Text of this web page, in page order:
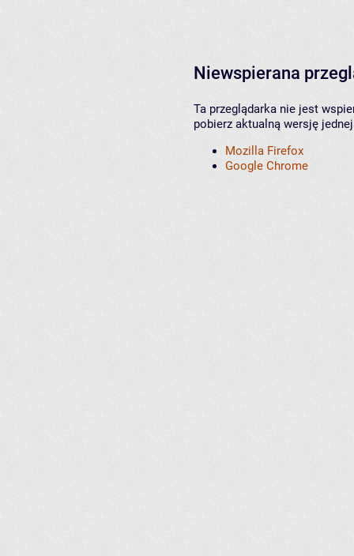
Niewspierana
Ta przeglądarka nie jest
pobierz aktualną wersję
Mozilla Firefox
Google Chrome